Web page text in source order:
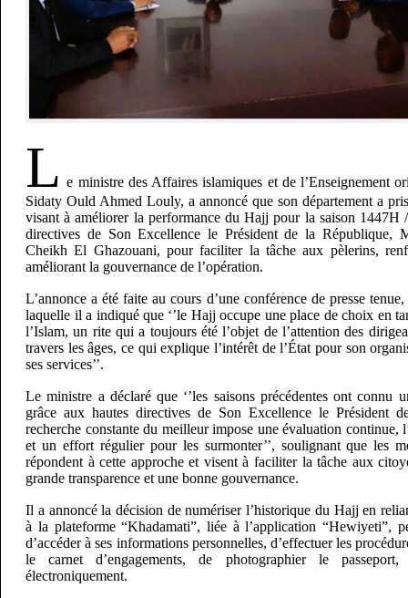
L e ministre des Affaires islamiques et de l’Enseignement
Sidaty Ould Ahmed Louly, a annoncé que son département a
visant à améliorer la performance du Hajj pour la saison 1447H
directives de Son Excellence le Président de la République,
Cheikh El Ghazouani, pour faciliter la tâche aux pèlerins,
améliorant la gouvernance de l’opération.
L’annonce a été faite au cours d’une conférence de presse
laquelle il a indiqué que ‘’le Hajj occupe une place de choix en
l’Islam, un rite qui a toujours été l’objet de l’attention des
travers les âges, ce qui explique l’intérêt de l’État pour son
ses services’’.
Le ministre a déclaré que ‘’les saisons précédentes ont connu
grâce aux hautes directives de Son Excellence le Président
recherche constante du meilleur impose une évaluation continue,
et un effort régulier pour les surmonter’’, soulignant que les
répondent à cette approche et visent à faciliter la tâche aux
grande transparence et une bonne gouvernance.
Il a annoncé la décision de numériser l’historique du Hajj en
à la plateforme “Khadamati”, liée à l’application “Hewiyeti”,
d’accéder à ses informations personnelles, d’effectuer les
le carnet d’engagements, de photographier le
électroniquement.